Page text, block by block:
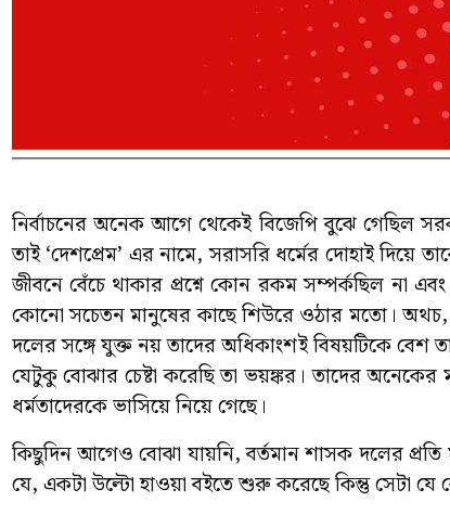
নির্বাচনের অনেক আগে থেকেই বিজেপি বুঝে গেছিল
তাই ‘দেশপ্রেম’ এর নামে, সরাসরি ধর্মের দোহাই দিয়ে
জীবনে বেঁচে থাকার প্রশ্নে কোন রকম সম্পর্কছিল না
কোনো সচেতন মানুষের কাছে শিউরে ওঠার মতো।
দলের সঙ্গে যুক্ত নয় তাদের অধিকাংশই বিষয়টিকে বেশ
যেটুকু বোঝার চেষ্টা করেছি তা ভয়ঙ্কর। তাদের
ধর্মতাদেরকে ভাসিয়ে নিয়ে গেছে।
কিছুদিন আগেও বোঝা যায়নি, বর্তমান শাসক দলের
যে, একটা উল্টো হাওয়া বইতে শুরু করেছে কিন্তু সেটা যে